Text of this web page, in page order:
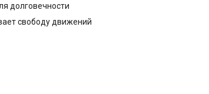
долговечности
свободу движений